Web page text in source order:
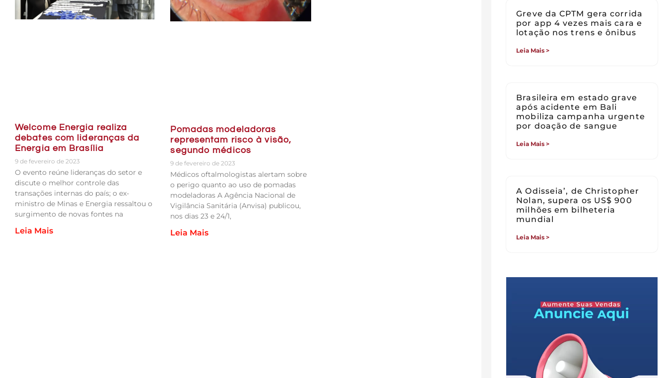
Welcome Energia realiza
debates com lideranças da
Energia em Brasília
9 de fevereiro de 2023
O evento reúne lideranças do setor e
discute o melhor controle das
transações internas do país; o ex-
ministro de Minas e Energia ressaltou o
surgimento de novas fontes na
Leia Mais
Pomadas modeladoras
representam risco à visão,
segundo médicos
9 de fevereiro de 2023
Médicos oftalmologistas alertam sobre
o perigo quanto ao uso de pomadas
modeladoras A Agência Nacional de
Vigilância Sanitária (Anvisa) publicou,
nos dias 23 e 24/1,
Leia Mais
Greve da CPTM gera corrida
por app 4 vezes mais cara e
lotação nos trens e ônibus
Leia Mais >
Brasileira em estado grave
após acidente em Bali
mobiliza campanha urgente
por doação de sangue
Leia Mais >
A Odisseia’, de Christopher
Nolan, supera os US$ 900
milhões em bilheteria
mundial
Leia Mais >